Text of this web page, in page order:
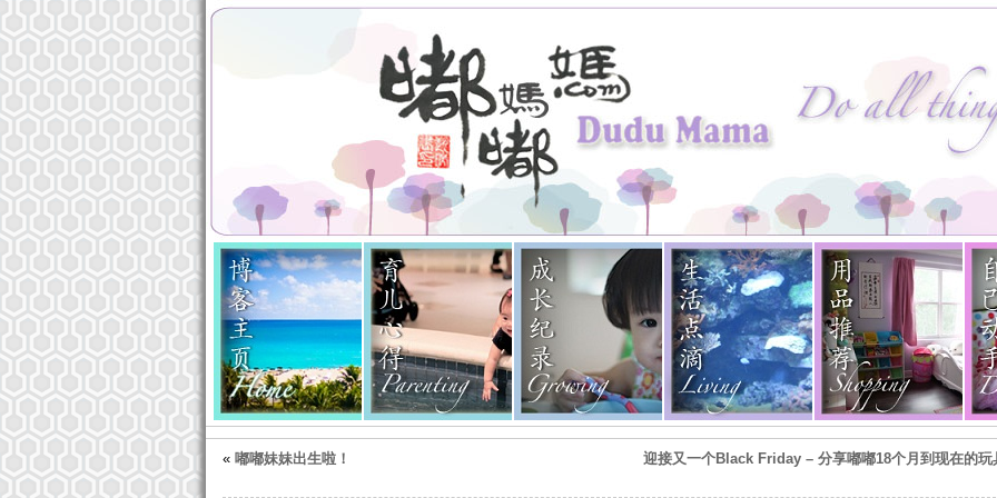
联系我
« 嘟嘟妹妹出生啦！ 迎接又一个Black Friday – 分享嘟嘟18个月到现在的玩